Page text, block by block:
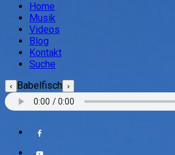
Home
Musik
Videos
Blog
Kontakt
Suche
‹ Babelfisch ›